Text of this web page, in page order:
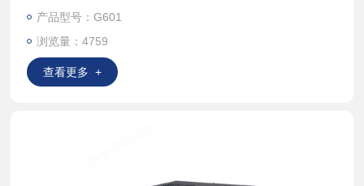
产品型号：G601
浏览量：4759
查看更多 +